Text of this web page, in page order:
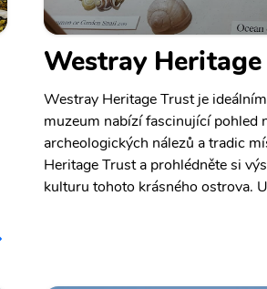
Westray
Westray Heritage Trust je
muzeum nabízí fascinující pohled
archeologických nálezů a tradic
Heritage Trust a prohlédněte si
kulturu tohoto krásného ostrova.